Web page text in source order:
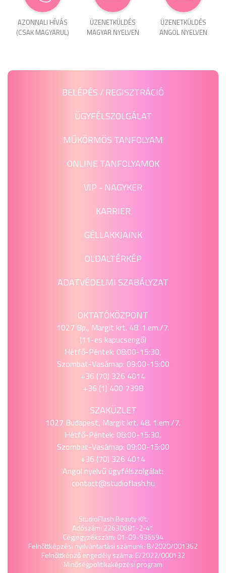
AZONNALI HÍVÁS
(CSAK MAGYARUL)
ÜZENET­KÜLDÉS
MAGYAR NYELVEN
ÜZENET­KÜLDÉS
ANGOL NYELVEN
BELÉPÉS / REGISZTRÁCIÓ
ÜGYFÉLSZOLGÁLAT
MŰKÖRMÖS TANFOLYAM
ONLINE TANFOLYAMOK
VIP - NAGYKER
KARRIER
GÉLLAKKJAINK
OLDALTÉRKÉP
ADATVÉDELMI SZABÁLYZAT
OKTATÓKÖZPONT
1027 Bp., Margit krt. 48. 1.em./7.
(11-es kapucsengő)
Hétfő-Péntek: 08:00-15:30,
Szombat-Vasárnap: 09:00-15:00
+36 (70) 326 4014
+36 (1) 400 7398
SZAKÜZLET
1027 Budapest, Margit krt. 48. 1.em./7.
Hétfő-Péntek: 08:00-15:30,
Szombat-Vasárnap: 09:00-15:00
+36 (70) 326 4014
Angol nyelvű ügyfélszolgálat:
contact@studioflash.hu
StudioFlash Beauty Kft.
Adószám: 22630681-2-41
Cégjegyzékszám: 01-09-936594
Felnőttképzési nyilvántartási számunk: B/2020/001362
Felnőttképző engedély száma: E/2022/000132
Minőségpolitikaképzési program